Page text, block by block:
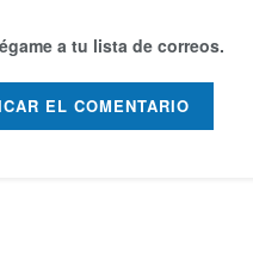
a tu lista de correos.